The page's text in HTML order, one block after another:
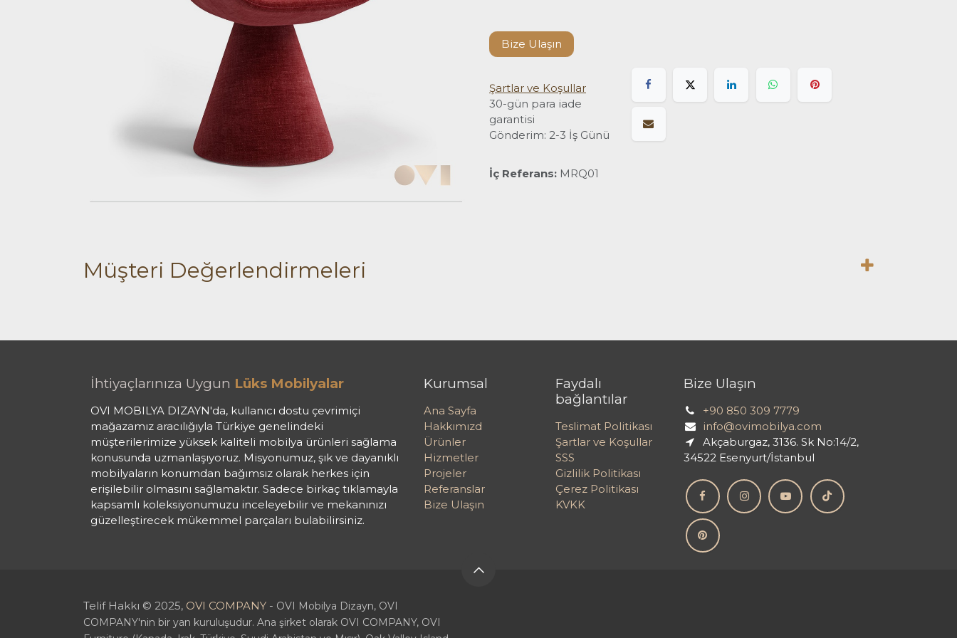
Bize Ulaşın
Şartlar ve Koşullar
30-gün para iade
garantisi
Gönderim: 2-3 İş Günü
İç Referans: MRQ01
Müşteri Değerlendirmeleri
İhtiyaçlarınıza Uygun Lüks Mobilyalar
OVI MOBILYA DIZAYN'da, kullanıcı dostu çevrimiçi
mağazamız aracılığıyla Türkiye genelindeki
müşterilerimize yüksek kaliteli mobilya ürünleri sağlama
konusunda uzmanlaşıyoruz. Misyonumuz, şık ve dayanıklı
mobilyaların konumdan bağımsız olarak herkes için
erişilebilir olmasını sağlamaktır. Sadece birkaç tıklamayla
kapsamlı koleksiyonumuzu inceleyebilir ve mekanınızı
güzelleştirecek mükemmel parçaları bulabilirsiniz.
Bize Ulaşın
+90 850 309 7779
info@ovimobilya.com
Akçaburgaz, 3136. Sk No:14/2,
34522 Esenyurt/İstanbul
Faydalı
bağlantılar
Teslimat Politikası
Şartlar ve Koşullar
SSS
Gizlilik Politikası
Çerez Politikası
KVKK
Kurumsal
Ana Sayfa
Hakkımızd
Ürünler
Hizmetler
Projeler
Referanslar
Bize Ulaşın
Telif Hakkı © 2025, OVI COMPANY - OVI Mobilya Dizayn, OVI
COMPANY'nin bir yan kuruluşudur. Ana şirket olarak OVI COMPANY, OVI